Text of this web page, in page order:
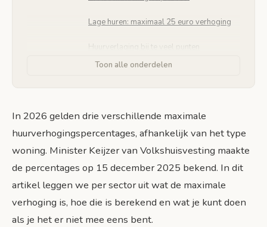
Lage huren: maximaal 25 euro verhoging
middenhuur?
Vrije sector: maximaal 4,4 procent per 1 januari
2026
Het percentage en de berekening
Toon alle onderdelen
In 2026 gelden drie verschillende maximale
huurverhogingspercentages, afhankelijk van het type
woning. Minister Keijzer van Volkshuisvesting maakte
de percentages op 15 december 2025 bekend. In dit
artikel leggen we per sector uit wat de maximale
verhoging is, hoe die is berekend en wat je kunt doen
als je het er niet mee eens bent.